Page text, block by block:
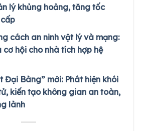
lý khủng hoảng, tăng tốc
cách an ninh vật lý và mạng:
cơ hội cho nhà tích hợp hệ
Đại Bàng” mới: Phát hiện khói
kiến tạo không gian an toàn,
lành